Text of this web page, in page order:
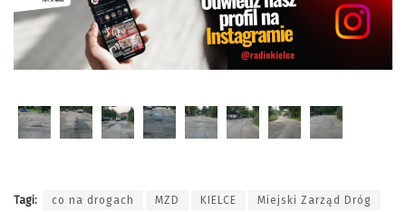
Tagi: co na drogach MZD KIELCE Miejski Zarząd Dróg